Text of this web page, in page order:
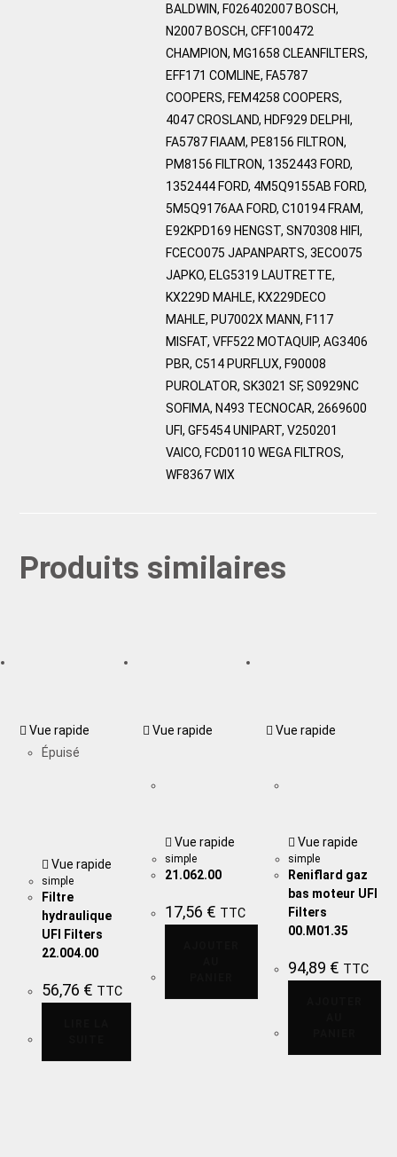
BALDWIN, F026402007 BOSCH,
N2007 BOSCH, CFF100472
CHAMPION, MG1658 CLEANFILTERS,
EFF171 COMLINE, FA5787
COOPERS, FEM4258 COOPERS,
4047 CROSLAND, HDF929 DELPHI,
FA5787 FIAAM, PE8156 FILTRON,
PM8156 FILTRON, 1352443 FORD,
1352444 FORD, 4M5Q9155AB FORD,
5M5Q9176AA FORD, C10194 FRAM,
E92KPD169 HENGST, SN70308 HIFI,
FCECO075 JAPANPARTS, 3ECO075
JAPKO, ELG5319 LAUTRETTE,
KX229D MAHLE, KX229DECO
MAHLE, PU7002X MANN, F117
MISFAT, VFF522 MOTAQUIP, AG3406
PBR, C514 PURFLUX, F90008
PUROLATOR, SK3021 SF, S0929NC
SOFIMA, N493 TECNOCAR, 2669600
UFI, GF5454 UNIPART, V250201
VAICO, FCD0110 WEGA FILTROS,
WF8367 WIX
Produits similaires
Vue rapide
Épuisé
Vue rapide
simple
Filtre
hydraulique
UFI Filters
22.004.00
56,76 € TTC
Vue rapide
Vue rapide
simple
21.062.00
17,56 € TTC
Vue rapide
Vue rapide
simple
Reniflard gaz
bas moteur UFI
Filters
00.M01.35
94,89 € TTC